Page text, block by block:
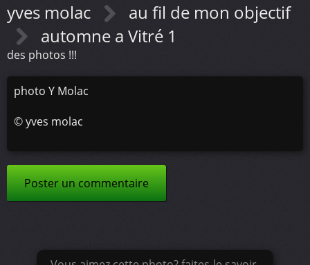
yves molac
au fil de mon objectif
automne a Vitré 1
des photos !!!
photo Y Molac
©yves molac
Poster un commentaire